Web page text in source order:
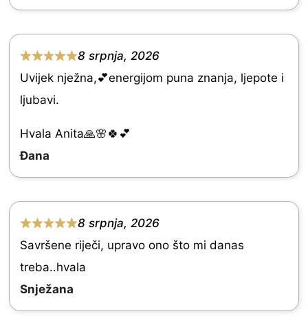
t
o
f
5
R
e
d
5
.
0
o
u
t
o
8 srpnja, 2026
Uvijek nježna,💕energijom puna znanja, ljepote i
ljubavi.
Hvala Anita🙏🌸🍀💕
Đana
R
8 srpnja, 2026
Savršene riječi, upravo ono što mi danas
treba..hvala
Snježana